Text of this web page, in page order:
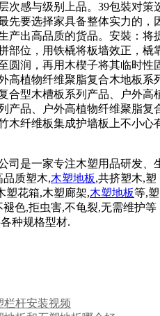
次感与级别上品。39包裝对策
先要选择家具备整体实力的，
产出高品质的货品。安裝：将
部位，用铁橇将板墙效正，橇
圆润，再用木楔子将其临时性
高植物纤维聚脂复合木地板系
合型木槽板系列产品、户外高
产品、户外高植物纤维聚脂复
木纤维板集成护墙板上不小心
是一家专注木塑用品研发、
品质塑木,木塑地板,共挤塑木,塑
塑花箱,木塑廊架,木塑地板等,塑
色,拒虫害,不龟裂,无需维护等
种规格型材.
栏杆安装视频